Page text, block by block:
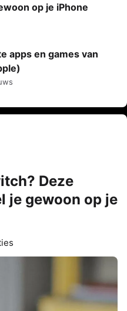
op je iPhone
apps en games van
Deze
je gewoon op je